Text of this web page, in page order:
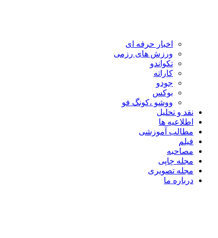
اخبار حرفه ای
ورزش های رزمی
تکواندو
کاراته
جودو
بوکس
ووشو ،کونگ فو
نقد و تحلیل
اطلاعیه ها
مطالب آموزشی
فیلم
مصاحبه
مجله چاپی
مجله تصویری
درباره ما